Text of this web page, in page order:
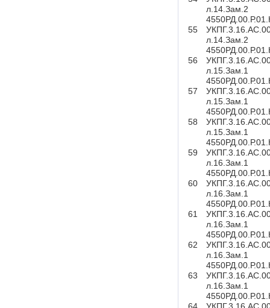
л.14.Зам.2
55
л.14.Зам.2
56
л.15.Зам.1
57
л.15.Зам.1
58
л.15.Зам.1
59
л.16.Зам.1
60
л.16.Зам.1
61
л.16.Зам.1
62
л.16.Зам.1
63
л.16.Зам.1